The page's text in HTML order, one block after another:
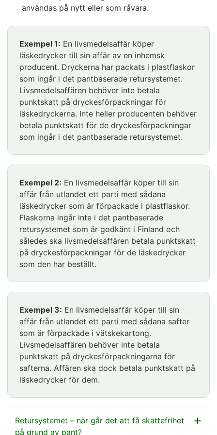
användas på nytt eller som råvara.
Exempel 1: En livsmedelsaffär köper
läskedrycker till sin affär av en inhemsk
producent. Dryckerna har packats i plastflaskor
som ingår i det pantbaserade retursystemet.
Livsmedelsaffären behöver inte betala
punktskatt på dryckesförpackningar för
läskedryckerna. Inte heller producenten behöver
betala punktskatt för de dryckesförpackningar
som ingår i det pantbaserade retursystemet.
Exempel 2: En livsmedelsaffär köper till sin
affär från utlandet ett parti med sådana
läskedrycker som är förpackade i plastflaskor.
Flaskorna ingår inte i det pantbaserade
retursystemet som är godkänt i Finland och
således ska livsmedelsaffären betala punktskatt
på dryckesförpackningar för de läskedrycker
som den har beställt.
Exempel 3: En livsmedelsaffär köper till sin
affär från utlandet ett parti med sådana safter
som är förpackade i vätskekartong.
Livsmedelsaffären behöver inte betala
punktskatt på dryckesförpackningarna för
safterna. Affären ska dock betala punktskatt på
läskedrycker för dem.
Retursystemet – när går det att få skattefrihet
på grund av pant?